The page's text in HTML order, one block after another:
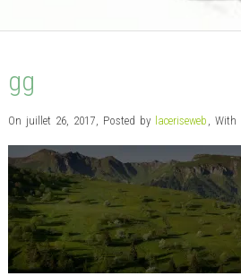
gg
On juillet 26, 2017, Posted by laceriseweb , With